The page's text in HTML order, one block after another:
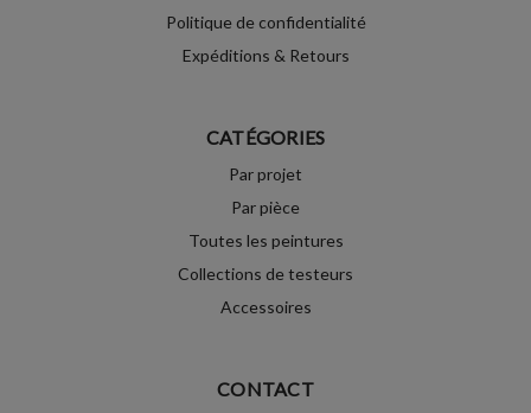
Politique de confidentialité
Expéditions & Retours
CATÉGORIES
Par projet
Par pièce
Toutes les peintures
Collections de testeurs
Accessoires
CONTACT